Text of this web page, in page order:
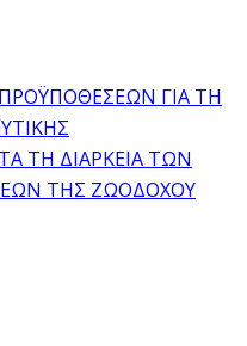
ΓΙΑ ΤΗ
ΤΗ ΔΙΑΡΚΕΙΑ ΤΩΝ
ΤΗΣ ΖΩΟΔΟΧΟΥ